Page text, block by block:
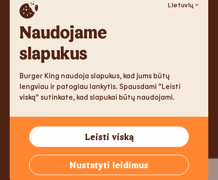
Naudojame
slapukus
Lietuvių
Burger King naudoja slapukus, kad jums būtų
lengviau ir patogiau lankytis. Spausdami “Leisti
viską” sutinkate, kad slapukai būtų naudojami.
Leisti viską
Nustatyti leidimus
Desertai
Karjera
Karjera
Instagram
TM & Copyright 2026 Burger King Corporation. All rights
reserved.
Tallink Fast Food Lithuania UAB, Reg.nr. 305333905, J. Jasinskio
g. 2, LT-01112 Vilnius, Lithuania,info@burgerking.lt